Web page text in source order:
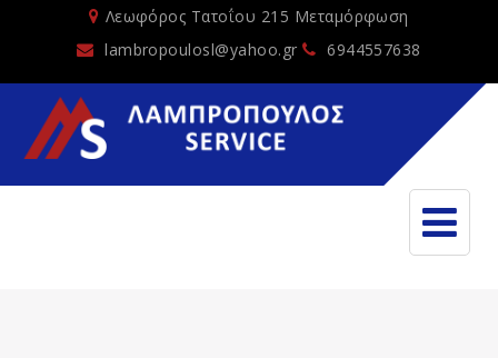
Λεωφόρος Τατοΐου 215 Μεταμόρφωση
lambropoulosl@yahoo.gr
6944557638